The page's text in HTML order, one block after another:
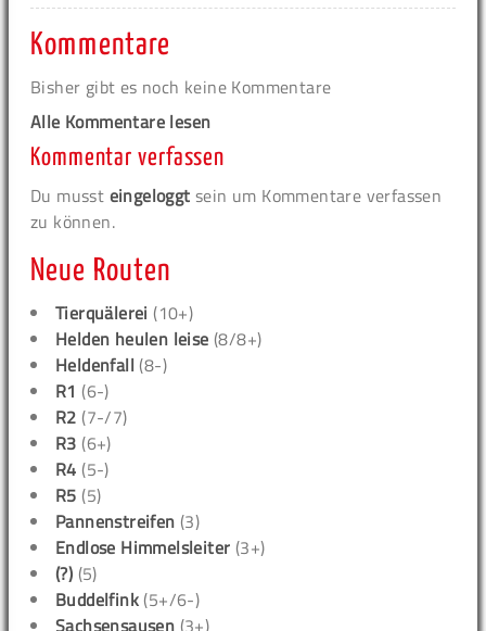
Kommentare
Bisher gibt es noch keine Kommentare
Alle Kommentare lesen
Kommentar verfassen
Du musst eingeloggt sein um Kommentare verfassen
zu können.
Neue Routen
Tierquälerei (10+)
Helden heulen leise (8/8+)
Heldenfall (8-)
R1 (6-)
R2 (7-/7)
R3 (6+)
R4 (5-)
R5 (5)
Pannenstreifen (3)
Endlose Himmelsleiter (3+)
(?) (5)
Buddelfink (5+/6-)
Sachsensausen (3+)